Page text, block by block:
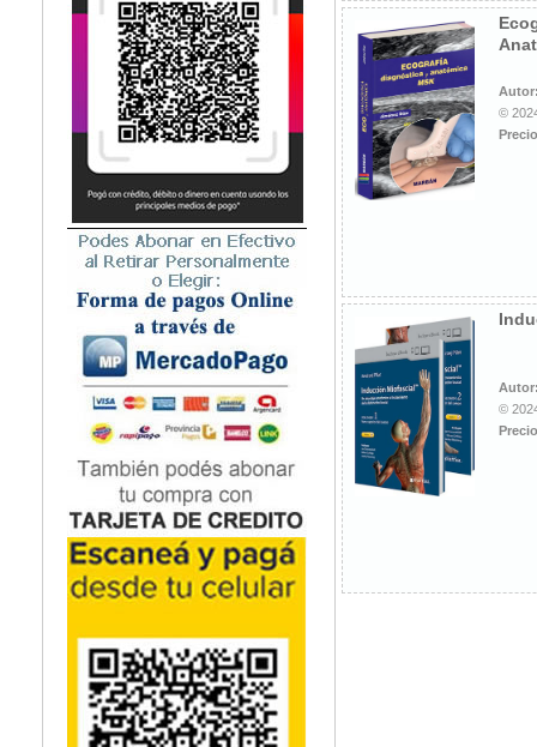
Inmunología
Instrumentación Quirurgica
Medicina del Deporte / Rehabilitación
Medicina Emergencias / Urgencias
Medicina Forense / Legal
Medicina General
Medicina Interna
Microbiología
Nefrología
Neonatología / Pediatría
Neumología
Neuroanatomía / Neurociencia
Neurocirugía
Neurología
Nutrición
Odontología
Oftalmología
Oncología / Cuidados Paliativos
Ortopedía / Traumatología
Osteopatía
Otorrinolaringología
Podología
Psicología
Psiquiatría
Química
©
©